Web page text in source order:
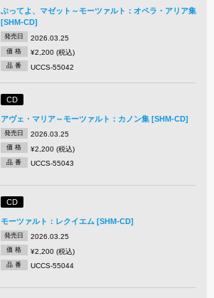
ぶってよ、マゼット～モーツァルト：オペラ・アリア集
[SHM-CD]
発売日 2026.03.25
価 格 ¥2,200 (税込)
品 番 UCCS-55042
CD
アヴェ・マリア～モーツァルト：カノン集 [SHM-CD]
発売日 2026.03.25
価 格 ¥2,200 (税込)
品 番 UCCS-55043
CD
モーツァルト：レクイエム [SHM-CD]
発売日 2026.03.25
価 格 ¥2,200 (税込)
品 番 UCCS-55044